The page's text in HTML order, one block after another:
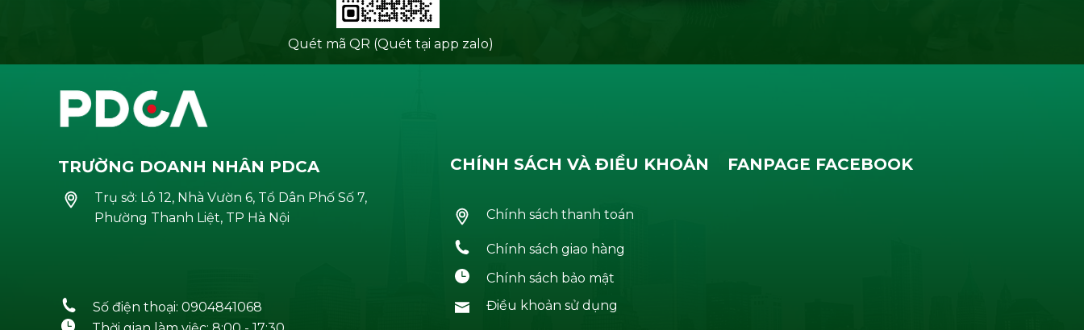
Quét mã QR (Quét tại app zalo)
TRƯỜNG DOANH NHÂN PDCA
Trụ sở: Lô 12, Nhà Vườn 6, Tổ Dân Phố Số 7,
Phường Thanh Liệt, TP Hà Nội
Số điện thoại: 0904841068
CHÍNH SÁCH VÀ ĐIỀU KHOẢN
Chính sách thanh toán
Chính sách giao hàng
Chính sách bảo mật
Điều khoản sử dụng
FANPAGE FACEBOOK